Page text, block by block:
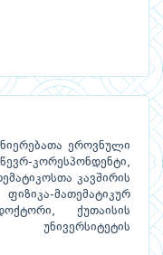
ეროვნული
კორესპონდენტი,
კავშირის
მათემატიკურ
ქუთაისის
უნივერსიტეტის